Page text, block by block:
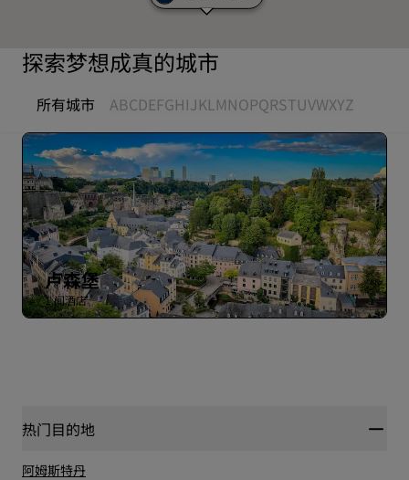
探索梦想成真的城市
所有城市 ABCDEFGHIJKLMNOPQRSTUVWXYZ
卢森堡
1 间酒店
热门目的地
阿姆斯特丹